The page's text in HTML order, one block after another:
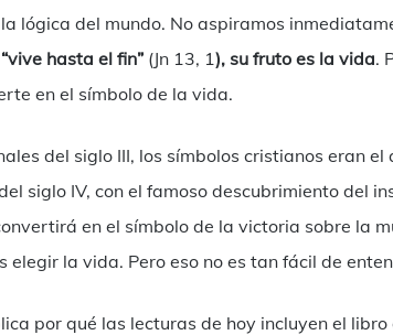
lógica del mundo. No aspiramos
hasta el fin” (Jn 13, 1), su fruto es la vida.
en el símbolo de la vida.
del siglo III, los símbolos cristianos eran
siglo IV, con el famoso descubrimiento del
en el símbolo de la victoria sobre la
elegir la vida. Pero eso no es tan fácil de
por qué las lecturas de hoy incluyen el